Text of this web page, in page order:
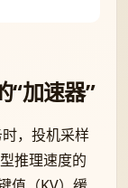
“加速器”
，投机采样
推理速度的